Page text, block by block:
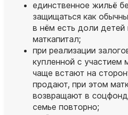
единственное жильё
защищаться как
в нём есть доли детей
маткапитал;
при реализации
купленной с участием
чаще встают на
продают, при этом
возвращают в
семье повторно;